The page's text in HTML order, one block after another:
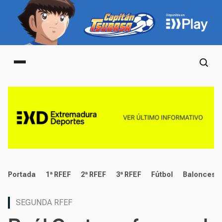
Main menu
deportes
Portada 1ª RFEF 2ª RFEF 3ª RFEF Fútbol Baloncesto
SEGUNDA RFEF